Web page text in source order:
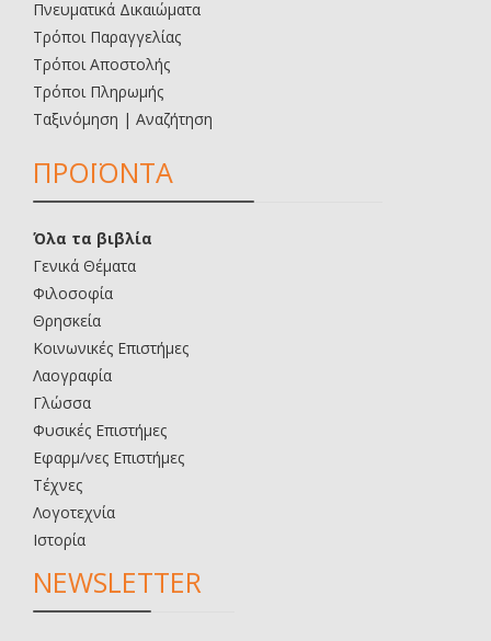
Πνευματικά Δικαιώματα
Τρόποι Παραγγελίας
Τρόποι Αποστολής
Τρόποι Πληρωμής
Ταξινόμηση | Αναζήτηση
ΠΡΟΪΟΝΤΑ
Όλα τα βιβλία
Γενικά Θέματα
Φιλοσοφία
Θρησκεία
Κοινωνικές Επιστήμες
Λαογραφία
Γλώσσα
Φυσικές Επιστήμες
Εφαρμ/νες Επιστήμες
Τέχνες
Λογοτεχνία
Ιστορία
NEWSLETTER